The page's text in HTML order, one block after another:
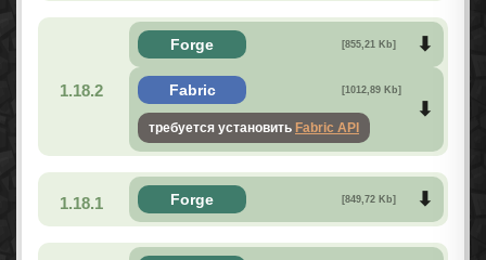
1.18.2
Forge [855,21 Kb]
Fabric [1012,89 Kb]
требуется установить Fabric API
1.18.1 Forge [849,72 Kb]